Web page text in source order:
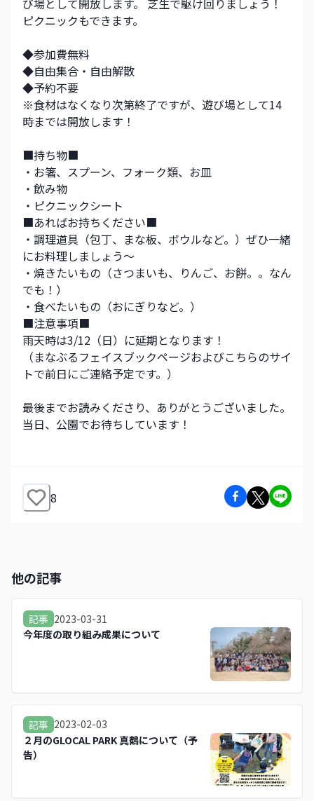
び場として開放します。 芝生で駆け回りましょう！
ピクニックもできます。
◆参加費無料
◆自由集合・自由解散
◆予約不要
※食材はなくなり次第終了ですが、遊び場として14
時までは開放します！
■持ち物■
・お箸、スプーン、フォーク類、お皿
・飲み物
・ピクニックシート
■あればお持ちください■
・調理道具（包丁、まな板、ボウルなど。）ぜひ一緒
にお料理しましょう〜
・焼きたいもの（さつまいも、りんご、お餅。。なん
でも！）
・食べたいもの（おにぎりなど。）
■注意事項■
雨天時は3/12（日）に延期となります！
（まなぶるフェイスブックページおよびこちらのサイ
トで前日にご連絡予定です。）
最後までお読みくださり、ありがとうございました。
当日、公園でお待ちしています！
8
他の記事
記事 2023-03-31
今年度の取り組み成果について
記事 2023-02-03
２月のGLOCAL PARK 真鶴について（予
告）